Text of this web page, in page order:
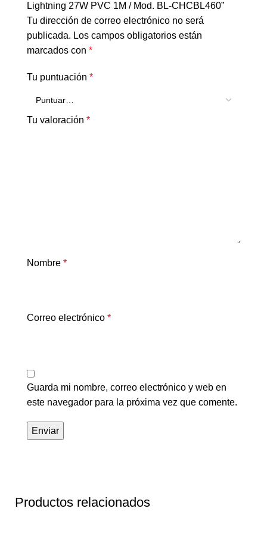
Lightning 27W PVC 1M / Mod. BL-CHCBL460”
Tu dirección de correo electrónico no será
publicada. Los campos obligatorios están
marcados con *
Tu puntuación *
Tu valoración *
Nombre *
Correo electrónico *
Guarda mi nombre, correo electrónico y web en
este navegador para la próxima vez que comente.
Productos relacionados